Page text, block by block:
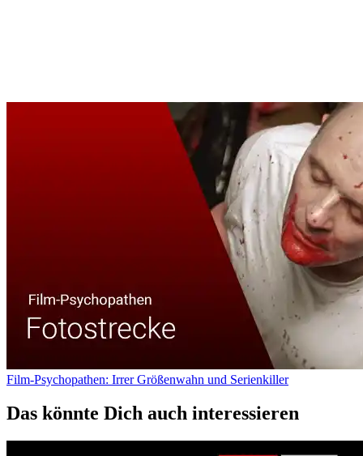
Film-Psychopathen: Irrer Größenwahn und Serienkiller
Das könnte Dich auch interessieren